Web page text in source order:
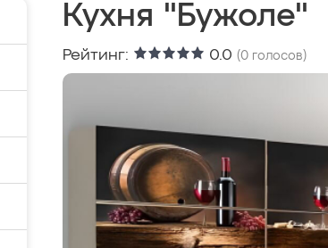
Кухня "Бужоле"
Рейтинг: 0.0 (0 голосов)